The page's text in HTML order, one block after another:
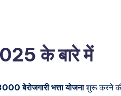
के बारे में
बेरोजगारी भत्ता योजनाशुरू करने की